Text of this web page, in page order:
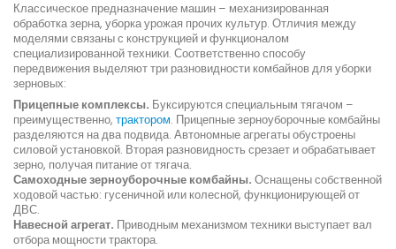
Классическое предназначение машин – механизированная
обработка зерна, уборка урожая прочих культур. Отличия между
моделями связаны с конструкцией и функционалом
специализированной техники. Соответственно способу
передвижения выделяют три разновидности комбайнов для уборки
зерновых:
Прицепные комплексы. Буксируются специальным тягачом –
преимущественно, трактором. Прицепные зерноуборочные комбайны
разделяются на два подвида. Автономные агрегаты обустроены
силовой установкой. Вторая разновидность срезает и обрабатывает
зерно, получая питание от тягача.
Самоходные зерноуборочные комбайны. Оснащены собственной
ходовой частью: гусеничной или колесной, функционирующей от
ДВС.
Навесной агрегат. Приводным механизмом техники выступает вал
отбора мощности трактора.